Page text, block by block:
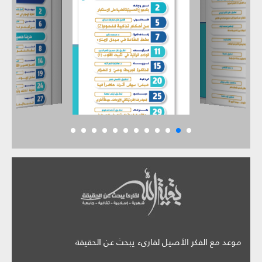
موعد مع الفكر الأصيل لقارىء يبحث عن الحقيقة